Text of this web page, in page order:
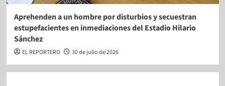
Aprehenden a un hombre por disturbios y secuestran
estupefacientes en inmediaciones del Estadio Hilario
Sánchez
EL REPORTERO 30 de julio de 2026